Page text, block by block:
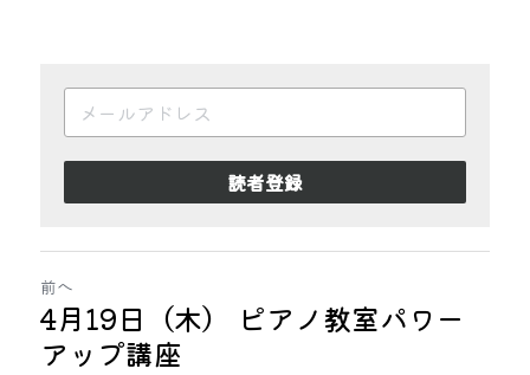
読者登録
前へ
4月19日（木） ピアノ教室パワー
アップ講座